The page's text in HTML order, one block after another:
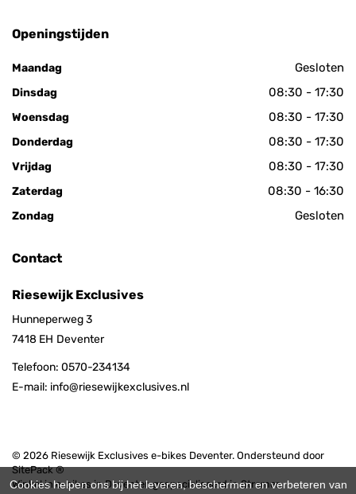
Openingstijden
Maandag Gesloten
Dinsdag 08:30 - 17:30
Woensdag 08:30 - 17:30
Donderdag 08:30 - 17:30
Vrijdag 08:30 - 17:30
Zaterdag 08:30 - 16:30
Zondag Gesloten
Contact
Riesewijk Exclusives
Hunneperweg 3
7418 EH Deventer
Telefoon: 0570-234134
E-mail: info@riesewijkexclusives.nl
© 2026 Riesewijk Exclusives e-bikes Deventer. Ondersteund door
SitePack ®
Winkel in e-bikes in Deventer, gespecialiseerd in Stromer,
Cookies helpen ons bij het leveren, beschermen en verbeteren van